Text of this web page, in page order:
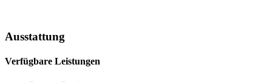
Ausstattung
Verfügbare Leistungen